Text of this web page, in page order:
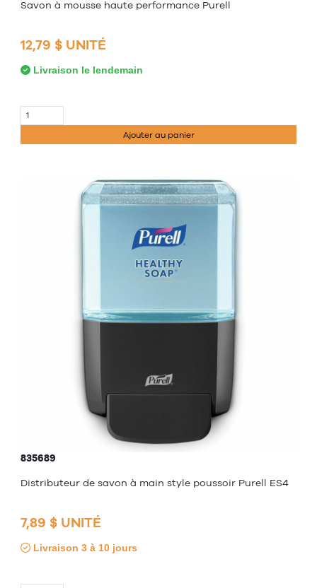
Savon à mousse haute performance Purell
12,79 $ UNITÉ
Livraison le lendemain
Ajouter au panier
835689
Distributeur de savon à main style poussoir Purell ES4
7,89 $ UNITÉ
Livraison 3 à 10 jours